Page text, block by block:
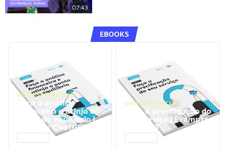
07:43
EBOOKS
GESTÃO FINANCEIRA
Faça a análise
financeira e atinja o
ponto de equilíbrio |
Prompts ChatGPT
GESTÃO FINANCEIRA
Faça a precificação do
seu serviço | Prompts
ChatGPT